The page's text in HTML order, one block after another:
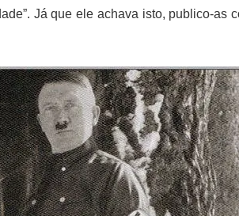
Já que ele achava isto, publico-as